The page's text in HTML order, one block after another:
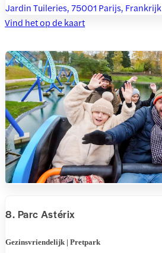
Jardin Tuileries, 75001 Parijs, Frankrijk
Vind het op de kaart
8. Parc Astérix
Gezinsvriendelijk | Pretpark